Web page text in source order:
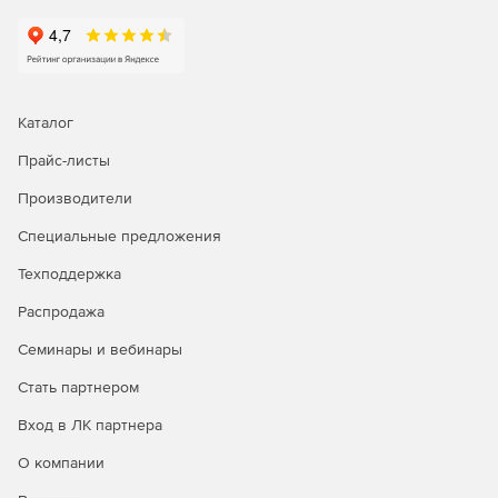
Операционная система Astra Linux Special Edition доступна
Редакция «ОРЕЛ» - обычный уровень защищенности.
Продукт является доступным техническим вариантом для
Каталог
Прайс-листы
Производители
Специальные предложения
Техподдержка
Распродажа
Семинары и вебинары
Стать партнером
Вход в ЛК партнера
О компании